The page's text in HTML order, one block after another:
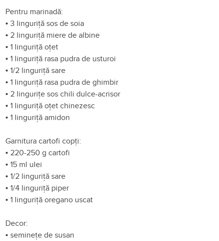
Pentru marinadă:
•3 linguriță sos de soia
• 2 linguriță miere de albine
•1 linguriță oțet
•1 linguriță rasa pudra de usturoi
•1/2 linguriță sare
•1 linguriță rasa pudra de ghimbir
• 2 lingurițe sos chili dulce-acrisor
•1 linguriță oțet chinezesc
•1 linguriță amidon
Garnitura cartofi copți:
• 220-250 g cartofi
•15 ml ulei
•1/2 linguriță sare
•1/4 linguriță piper
•1 linguriță oregano uscat
Decor:
•seminețe de susan